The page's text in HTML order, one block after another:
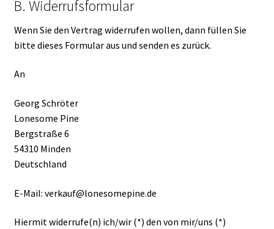
B. Widerrufsformular
Wenn Sie den Vertrag widerrufen wollen, dann füllen Sie
bitte dieses Formular aus und senden es zurück.
An
Georg Schröter
Lonesome Pine
Bergstraße 6
54310 Minden
Deutschland
E-Mail: verkauf@lonesomepine.de
Hiermit widerrufe(n) ich/wir (*) den von mir/uns (*)